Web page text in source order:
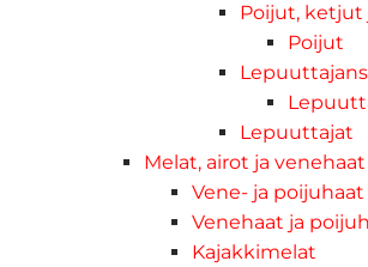
Poijut, ketjut
Poijut
Lepuuttajat
Melat, airot ja venehaat
Vene- ja poijuhaat
Venehaat ja
Kajakkimelat